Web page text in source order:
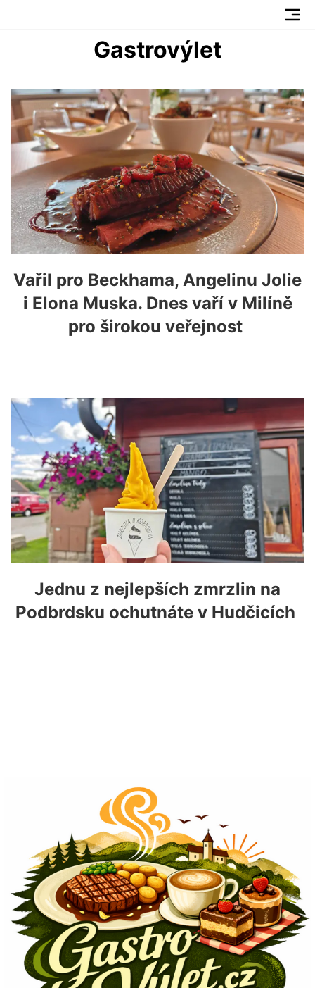
Gastrovýlet
Vařil pro Beckhama, Angelinu Jolie
i Elona Muska. Dnes vaří v Milíně
pro širokou veřejnost
Jednu z nejlepších zmrzlin na
Podbrdsku ochutnáte v Hudčicích